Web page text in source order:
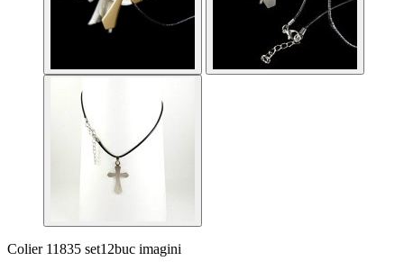
Colier 11835 set12buc imagini